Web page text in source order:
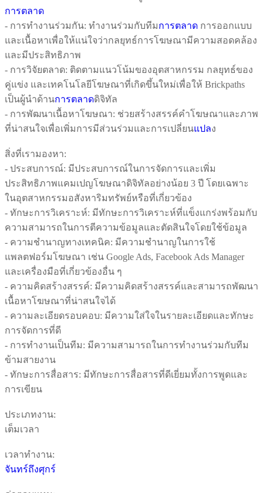
การตลาด
- การทำงานร่วมกัน: ทำงานร่วมกับทีมการตลาด การออกแบบ
และเนื้อหาเพื่อให้แน่ใจว่ากลยุทธ์การโฆษณามีความสอดคล้อง
และมีประสิทธิภาพ
- การวิจัยตลาด: ติดตามแนวโน้มของอุตสาหกรรม กลยุทธ์ของ
คู่แข่ง และเทคโนโลยีโฆษณาที่เกิดขึ้นใหม่เพื่อให้ Brickpaths
เป็นผู้นำด้านการตลาดดิจิทัล
- การพัฒนาเนื้อหาโฆษณา: ช่วยสร้างสรรค์คำโฆษณาและภาพ
ที่น่าสนใจเพื่อเพิ่มการมีส่วนร่วมและการเปลี่ยนแปลง
สิ่งที่เรามองหา:
- ประสบการณ์: มีประสบการณ์ในการจัดการและเพิ่ม
ประสิทธิภาพแคมเปญโฆษณาดิจิทัลอย่างน้อย 3 ปี โดยเฉพาะ
ในอุตสาหกรรมอสังหาริมทรัพย์หรือที่เกี่ยวข้อง
- ทักษะการวิเคราะห์: มีทักษะการวิเคราะห์ที่แข็งแกร่งพร้อมกับ
ความสามารถในการตีความข้อมูลและตัดสินใจโดยใช้ข้อมูล
- ความชำนาญทางเทคนิค: มีความชำนาญในการใช้
แพลตฟอร์มโฆษณา เช่น Google Ads, Facebook Ads Manager
และเครื่องมือที่เกี่ยวข้องอื่น ๆ
- ความคิดสร้างสรรค์: มีความคิดสร้างสรรค์และสามารถพัฒนา
เนื้อหาโฆษณาที่น่าสนใจได้
- ความละเอียดรอบคอบ: มีความใส่ใจในรายละเอียดและทักษะ
การจัดการที่ดี
- การทำงานเป็นทีม: มีความสามารถในการทำงานร่วมกับทีม
ข้ามสายงาน
- ทักษะการสื่อสาร: มีทักษะการสื่อสารที่ดีเยี่ยมทั้งการพูดและ
การเขียน
ประเภทงาน:
เต็มเวลา
เวลาทำงาน:
จันทร์ถึงศุกร์